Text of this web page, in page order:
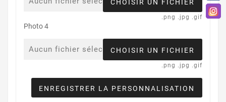
CHOISIR UN FICHIER
.png .jpg .gif
Photo 4
Aucun fichier sélectionnéCHOISIR UN FICHIER
.png .jpg .gif
ENREGISTRER LA PERSONNALISATION